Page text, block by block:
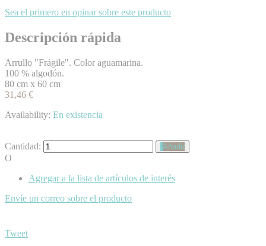
Sea el primero en opinar sobre este producto
Descripción rápida
Arrullo "Frágile". Color aguamarina.
100 % algodón.
80 cm x 60 cm
31,46 €
Availability: En existencia
Cantidad: Añadir
O
Agregar a la lista de artículos de interés
Envíe un correo sobre el producto
Tweet